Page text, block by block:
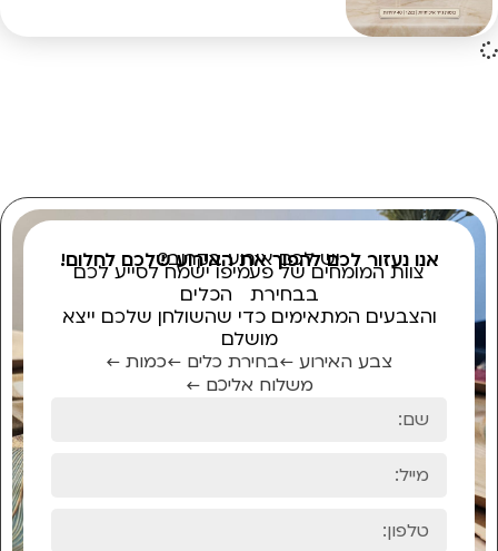
יש לכם אירוע בקרוב?
אנו נעזור לכם להפוך את האירוע שלכם לחלום!
צוות המומחים של פעמיפו ישמח לסייע לכם
בבחירת הכלים
והצבעים המתאימים כדי שהשולחן שלכם ייצא
מושלם
צבע האירוע ←בחירת כלים ←כמות ←
משלוח אליכם ←